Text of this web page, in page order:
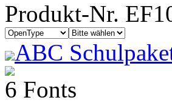
Produkt-Nr.
ABC
6 Fonts